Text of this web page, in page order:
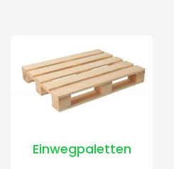
Einwegpaletten